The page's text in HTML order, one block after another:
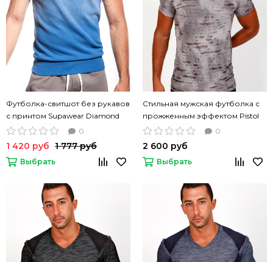
Футболка-свитшот без рукавов
с принтом Supawear Diamond
синий цвет
0
1 420 руб 1 777 руб
Выбрать
Стильная мужская футболка с
прожженным эффектом Pistol
Pete FRENZY цвет размытый
0
2 600 руб
Выбрать